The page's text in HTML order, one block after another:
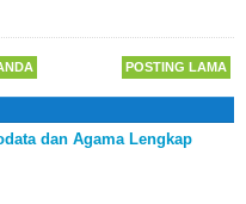
POSTING LAMA
dan Agama Lengkap